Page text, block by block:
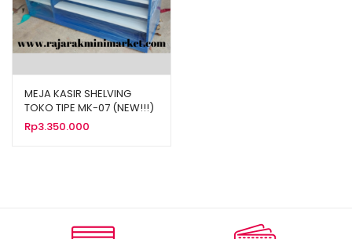
MEJA KASIR SHELVING
TOKO TIPE MK-07 (NEW!!!)
Rp3.350.000